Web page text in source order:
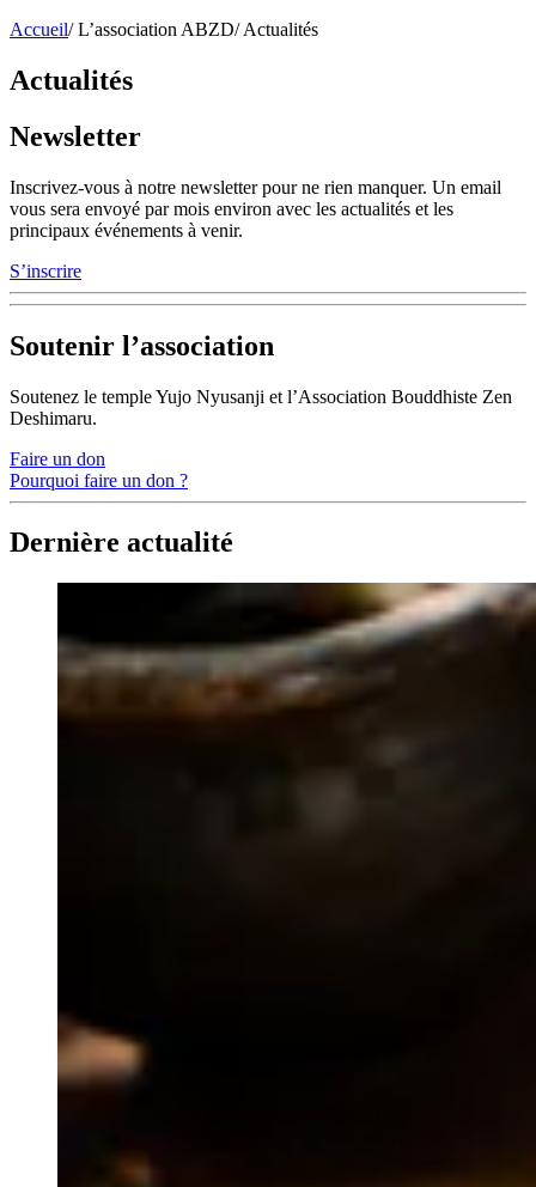
Accueil/ L’association ABZD/ Actualités
Actualités
Newsletter
Inscrivez-vous à notre newsletter pour ne rien manquer. Un email
vous sera envoyé par mois environ avec les actualités et les
principaux événements à venir.
S’inscrire
Soutenir l’association
Soutenez le temple Yujo Nyusanji et l’Association Bouddhiste Zen
Deshimaru.
Faire un don
Pourquoi faire un don ?
Dernière actualité